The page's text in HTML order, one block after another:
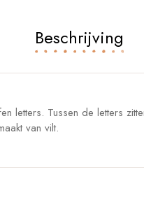
Beschrijving
letters. Tussen de letters
van vilt.